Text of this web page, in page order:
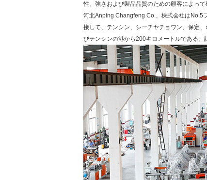
性、強さおよび製品品質のための顧客によっ
河北Anping Changfeng Co.、株式会社はNo.5
接して、テンシン、シーチヤチョワン、保定
びテンシンの港から200キロメートルである。